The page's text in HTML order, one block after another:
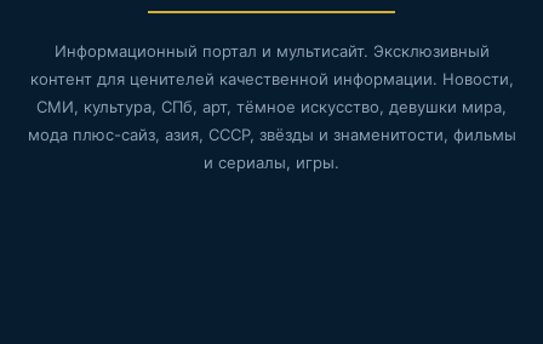
Информационный портал и мультисайт. Эксклюзивный
контент для ценителей качественной информации. Новости,
СМИ, культура, СПб, арт, тёмное искусство, девушки мира,
мода плюс-сайз, азия, СССР, звёзды и знаменитости, фильмы
и сериалы, игры.